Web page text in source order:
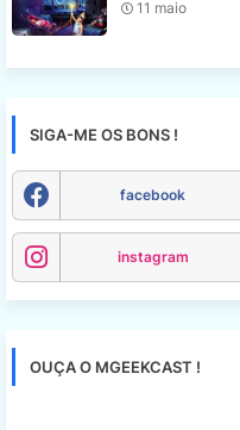
11 maio
SIGA-ME OS BONS !
facebook
instagram
OUÇA O MGEEKCAST !